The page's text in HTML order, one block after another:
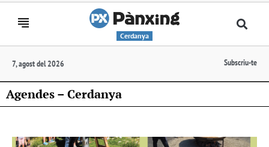
Cerdanya
7, agost del 2026 Subscriu-te
Agendes – Cerdanya